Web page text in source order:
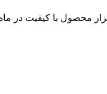
محصول با کیفیت در